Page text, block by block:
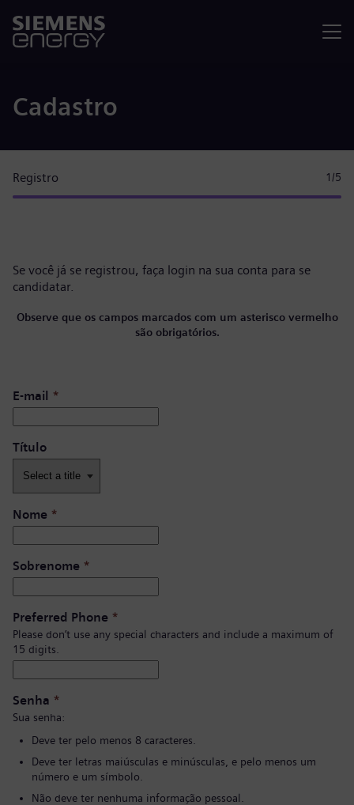
Cadastro
Registro 1 /5
Se você já se registrou, faça login na sua conta para se
candidatar.
Observe que os campos marcados com um asterisco vermelho
são obrigatórios.
E-mail *
Título
Nome *
Sobrenome *
Preferred Phone *
Please don’t use any special characters and include a maximum of
15 digits.
Senha *
Sua senha:
Deve ter pelo menos 8 caracteres.
Deve ter letras maiúsculas e minúsculas, e pelo menos um
número e um símbolo.
Não deve ter nenhuma informação pessoal.